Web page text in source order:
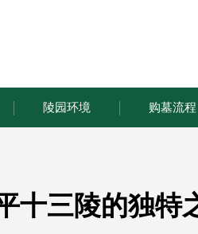
陵园环境 购墓流程
十三陵的独特